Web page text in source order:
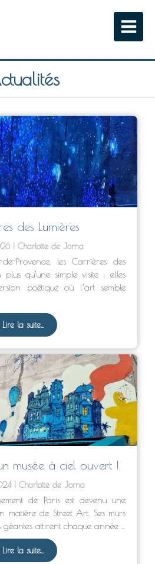
des Lumières
Charlotte de Jorna
Provence, les Carrières des
plus qu’une simple visite : elles
poétique où l’art semble
Lire la suite...
musée à ciel ouvert !
Charlotte de Jorna
de Paris est devenu une
matière de Street Art. Ses murs
géantes attirent chaque année ...
Lire la suite...